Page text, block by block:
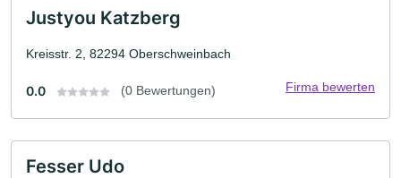
Justyou Katzberg
Kreisstr. 2, 82294 Oberschweinbach
0.0 (0 Bewertungen) Firma bewerten
Fesser Udo